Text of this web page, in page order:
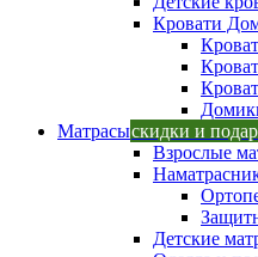
Кровати
Матрасыскидки и
Взрослые
Детские